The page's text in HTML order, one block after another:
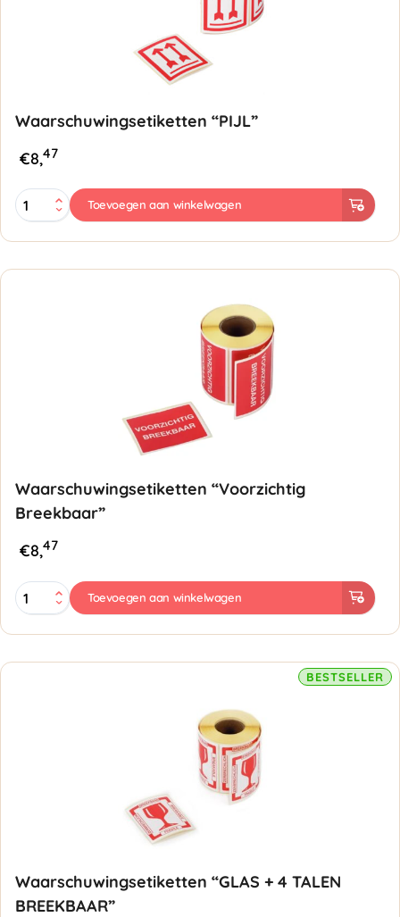
Waarschuwingsetiketten “PIJL”
€8,47
Waarschuwingsetiketten
"PIJL"
Toevoegen aan winkelwagen
Waarschuwingsetiketten “Voorzichtig
Breekbaar”
€8,47
Waarschuwingsetiketten
"Voorzichtig
aantal
Toevoegen aan winkelwagen
BESTSELLER
Waarschuwingsetiketten “GLAS + 4 TALEN
BREEKBAAR”